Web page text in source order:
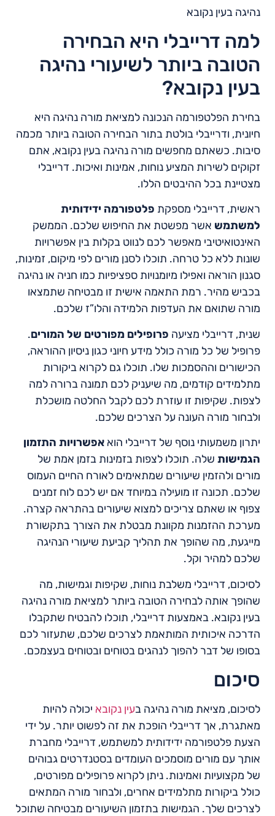
נהיגה בעין נקובא
למה דרייבלי היא הבחירה
הטובה ביותר לשיעורי נהיגה
בעין נקובא?
בחירת הפלטפורמה הנכונה למציאת מורה נהיגה היא
חיונית, ודרייבלי בולטת בתור הבחירה הטובה ביותר מכמה
סיבות. כשאתם מחפשים מורה נהיגה בעין נקובא, אתם
זקוקים לשירות המציע נוחות, אמינות ואיכות. דרייבלי
מצטיינת בכל ההיבטים הללו.
ראשית, דרייבלי מספקת פלטפורמה ידידותית
למשתמש אשר מפשטת את החיפוש שלכם. הממשק
האינטואיטיבי מאפשר לכם לנווט בקלות בין אפשרויות
שונות ללא כל טרחה. תוכלו לסנן מורים לפי מיקום, זמינות,
סגנון הוראה ואפילו מיומנויות ספציפיות כמו חניה או נהיגה
בכביש מהיר. רמת התאמה אישית זו מבטיחה שתמצאו
מורה שתואם את העדפות הלמידה והלו”ז שלכם.
שנית, דרייבלי מציעה פרופילים מפורטים של המורים.
פרופיל של כל מורה כולל מידע חיוני כגון ניסיון ההוראה,
הכישורים וההסמכות שלו. תוכלו גם לקרוא ביקורות
מתלמידים קודמים, מה שיעניק לכם תמונה ברורה למה
לצפות. שקיפות זו עוזרת לכם לקבל החלטה מושכלת
ולבחור מורה העונה על הצרכים שלכם.
יתרון משמעותי נוסף של דרייבלי הוא אפשרויות התזמון
הגמישות שלה. תוכלו לצפות בזמינות בזמן אמת של
מורים ולהזמין שיעורים שמתאימים לאורח החיים העמוס
שלכם. תכונה זו מועילה במיוחד אם יש לכם לוח זמנים
צפוף או שאתם צריכים למצוא שיעורים בהתראה קצרה.
מערכת ההזמנות מקוונת מבטלת את הצורך בתקשורת
מייגעת, מה שהופך את תהליך קביעת שיעורי הנהיגה
שלכם למהיר וקל.
לסיכום, דרייבלי משלבת נוחות, שקיפות וגמישות, מה
שהופך אותה לבחירה הטובה ביותר למציאת מורה נהיגה
בעין נקובא. באמצעות דרייבלי, תוכלו להבטיח שתקבלו
הדרכה איכותית המותאמת לצרכים שלכם, שתעזור לכם
בסופו של דבר להפוך לנהגים בטוחים ובטוחים בעצמכם.
סיכום
לסיכום, מציאת מורה נהיגה בעין נקובא יכולה להיות
מאתגרת, אך דרייבלי הופכת את זה לפשוט יותר. על ידי
הצעת פלטפורמה ידידותית למשתמש, דרייבלי מחברת
אותך עם מורים מוסמכים העומדים בסטנדרטים גבוהים
של מקצועיות ואמינות. ניתן לקרוא פרופילים מפורטים,
כולל ביקורות מתלמידים אחרים, ולבחור מורה המתאים
לצרכים שלך. הגמישות בתזמון השיעורים מבטיחה שתוכל